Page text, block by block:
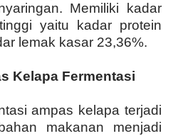
Memiliki kadar
yaitu kadar protein
lemak kasar 23,36%.
Kelapa Fermentasi
ampas kelapa terjadi
makanan menjadi